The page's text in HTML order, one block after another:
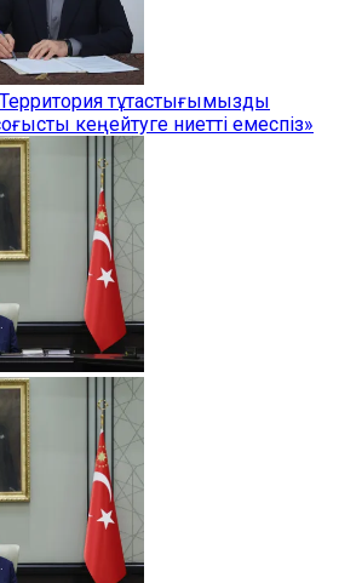
тұтастығымызды
кеңейтуге ниетті емеспіз»